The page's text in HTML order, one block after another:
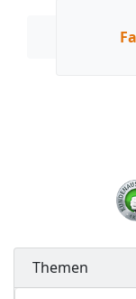
Themen